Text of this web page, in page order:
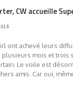
CW accueille
ont achevé leurs
mois et trois
Le voile est
amis. Car oui,